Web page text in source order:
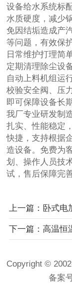
设备给水系统标
水质硬度，减少
免因结垢造成产
等问题，有效保
日常维护打理简
定期清理除尘设
自动上料机组运
校验安全阀、压
即可保障设备长
我厂专业研发制
扎实、性能稳定
快捷，支持根据
造设备。免费为
划、操作人员技
试，售后保障完善
Copyright ©
备案